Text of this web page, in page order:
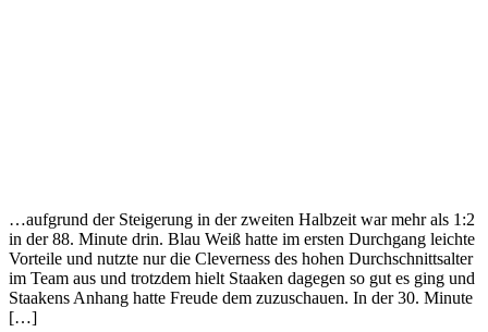
…aufgrund der Steigerung in der zweiten Halbzeit war mehr als 1:2
in der 88. Minute drin. Blau Weiß hatte im ersten Durchgang leichte
Vorteile und nutzte nur die Cleverness des hohen Durchschnittsalter
im Team aus und trotzdem hielt Staaken dagegen so gut es ging und
Staakens Anhang hatte Freude dem zuzuschauen. In der 30. Minute
[…]